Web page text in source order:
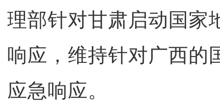
理部针对甘肃启动国家
响应，维持针对广西的
应急响应。